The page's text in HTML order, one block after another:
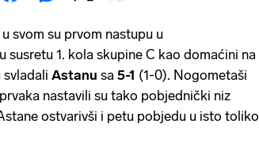
u svom su prvom nastupu u
susretu 1. kola skupine C kao domaćini na
Astanu sa 5-1 (1-0). Nogometaši
nastavili su tako pobjednički niz
ostvarivši i petu pobjedu u isto toliko